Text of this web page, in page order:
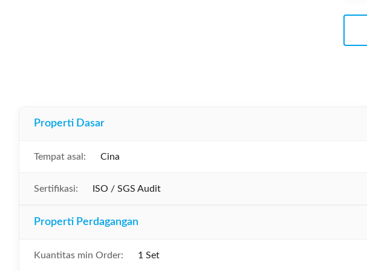
Properti Dasar
Tempat asal: Cina
Sertifikasi: ISO / SGS Audit
Properti Perdagangan
Kuantitas min Order: 1 Set